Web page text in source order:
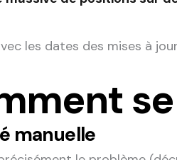
les dates des mises à
manuelle